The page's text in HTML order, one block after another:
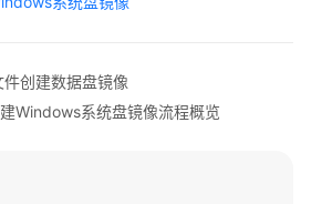
件创建数据盘镜像
Windows系统盘镜像流程概览